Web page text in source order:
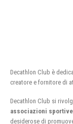
Decathlon Club è
creatore e fornitore di
Decathlon Club si
associazioni
desiderose di